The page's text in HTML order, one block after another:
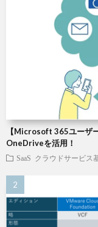
【Microsoft 365ユーザ
OneDriveを活用！
SaaS クラウドサービス